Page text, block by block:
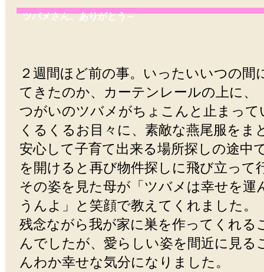
ツバメさん、ありがとう～
２週間ほど前の事。いったいいつの間
てきたのか、カーテンレールの上に、
つがいのツバメがちょこんと止まって
くるくるお目々に、素敵な燕尾服をま
安心して子育て出来る場所探しの途中
を開けると再び物件探しに飛び立って
その姿を見た母が「ツバメは幸せを運
うんよ」と笑顔で教えてくれました。
残念ながら我が家に巣を作ってくれる
んでしたが、愛らしい姿を間近に見る
んわか幸せな気分になりました。